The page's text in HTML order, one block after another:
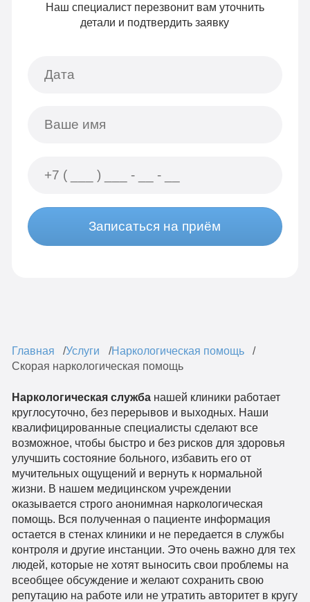
Наш специалист перезвонит вам уточнить
детали и подтвердить заявку
Записаться на приём
Главная Услуги
Наркологическая помощь
Скорая наркологическая помощь
Наркологическая службанашей клиники работает
круглосуточно, без перерывов и выходных. Наши
квалифицированные специалисты сделают все
возможное, чтобы быстро и без рисков для здоровья
улучшить состояние больного, избавить его от
мучительных ощущений и вернуть к нормальной
жизни. В нашем медицинском учреждении
оказывается строго анонимная наркологическая
помощь. Вся полученная о пациенте информация
остается в стенах клиники и не передается в службы
контроля и другие инстанции. Это очень важно для тех
людей, которые не хотят выносить свои проблемы на
всеобщее обсуждение и желают сохранить свою
репутацию на работе или не утратить авторитет в кругу